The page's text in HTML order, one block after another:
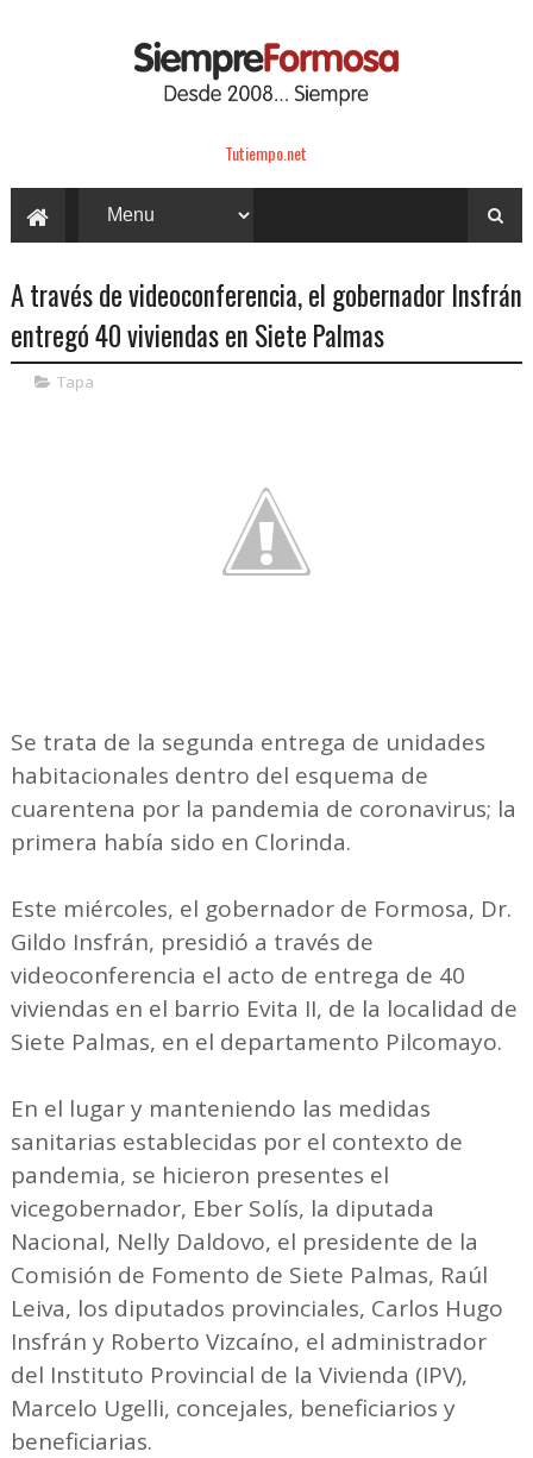
Tutiempo.net
A través de videoconferencia, el gobernador Insfrán
entregó 40 viviendas en Siete Palmas
Tapa
Se trata de la segunda entrega de unidades
habitacionales dentro del esquema de
cuarentena por la pandemia de coronavirus; la
primera había sido en Clorinda.
Este miércoles, el gobernador de Formosa, Dr.
Gildo Insfrán, presidió a través de
videoconferencia el acto de entrega de 40
viviendas en el barrio Evita II, de la localidad de
Siete Palmas, en el departamento Pilcomayo.
En el lugar y manteniendo las medidas
sanitarias establecidas por el contexto de
pandemia, se hicieron presentes el
vicegobernador, Eber Solís, la diputada
Nacional, Nelly Daldovo, el presidente de la
Comisión de Fomento de Siete Palmas, Raúl
Leiva, los diputados provinciales, Carlos Hugo
Insfrán y Roberto Vizcaíno, el administrador
del Instituto Provincial de la Vivienda (IPV),
Marcelo Ugelli, concejales, beneficiarios y
beneficiarias.